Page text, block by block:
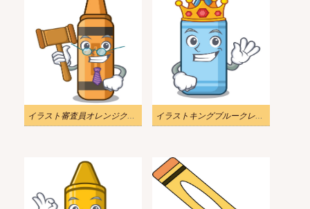
イラスト審査員オレンジクレヨン イラストキングブルークレヨン